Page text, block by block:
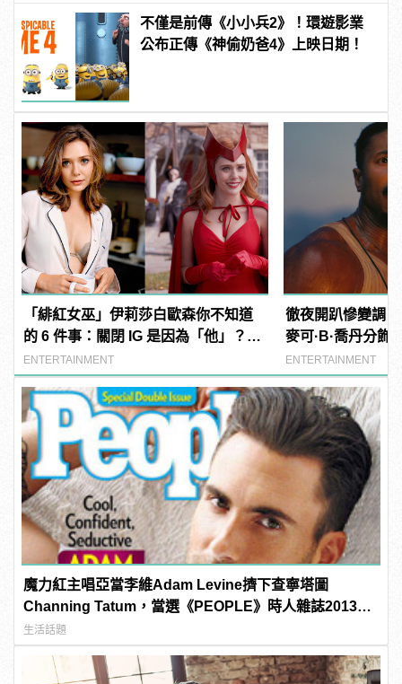
不僅是前傳《小小兵2》！環遊影業
公布正傳《神偷奶爸4》上映日期！
「緋紅女巫」伊莉莎白歐森你不知道
的 6 件事：關閉 IG 是因為「他」？曾
與三位英雄傳緋聞！
ENTERTAINMENT
徹夜開趴慘變調
麥可·B·喬丹分飾
ENTERTAINMENT
魔力紅主唱亞當李維Adam Levine擠下查寧塔圖
Channing Tatum，當選《PEOPLE》時人雜誌2013年
最性感男人！
生活話題